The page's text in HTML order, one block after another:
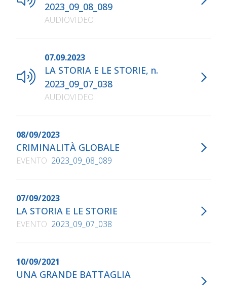
2023_09_08_089
AUDIOVIDEO
07.09.2023
LA STORIA E LE STORIE, n.
2023_09_07_038
AUDIOVIDEO
08/09/2023
CRIMINALITÀ GLOBALE
EVENTO 2023_09_08_089
07/09/2023
LA STORIA E LE STORIE
EVENTO 2023_09_07_038
10/09/2021
UNA GRANDE BATTAGLIA